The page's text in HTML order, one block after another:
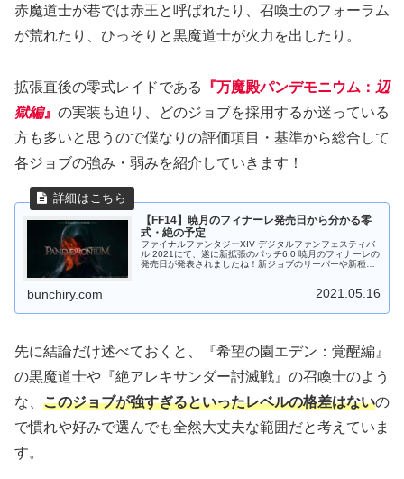
赤魔道士が巷では赤王と呼ばれたり、召喚士のフォーラム
が荒れたり、ひっそりと黒魔道士が火力を出したり。
拡張直後の零式レイドである 『万魔殿パンデモニウム： 辺
獄編』 の実装も迫り、どのジョブを採用するか迷っている
方も多いと思うので僕なりの評価項目・基準から総合して
各ジョブの強み・弱みを紹介していきます！
【FF14】暁月のフィナーレ発売日から分かる零
式・絶の予定
ファイナルファンタジーXIV デジタルファンフェスティバ
ル 2021にて、遂に新拡張のパッチ6.0 暁月のフィナーレの
発売日が発表されましたね！新ジョブのリーパーや新種族
bunchiry.com 2021.05.16
先に結論だけ述べておくと、『希望の園エデン：覚醒編』
の黒魔道士や『絶アレキサンダー討滅戦』の召喚士のよう
な、 このジョブが強すぎるといったレベルの格差はないの
で慣れや好みで選んでも全然大丈夫な範囲だと考えていま
す。